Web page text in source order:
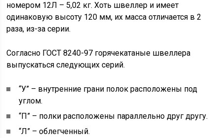
номером 12Л – 5,02 кг. Хоть швеллер и имеет
одинаковую высоту 120 мм, их масса отличается в 2
раза, из-за серии.
Согласно ГОСТ 8240-97 горячекатаные швеллера
выпускаться следующих серий.
“У” – внутренние грани полок расположены под
углом.
“П” – полки расположены параллельно друг другу.
“Л” – облегченный.